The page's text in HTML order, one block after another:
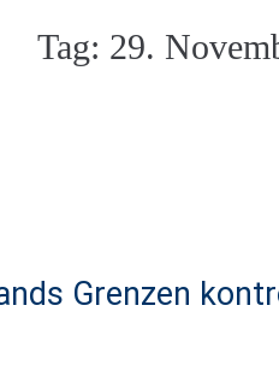
Tag: 29.
Grenzen